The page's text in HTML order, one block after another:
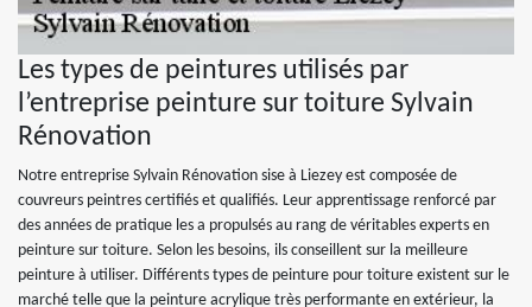
Les types de peintures utilisés par
l’entreprise peinture sur toiture Sylvain
Rénovation
Notre entreprise Sylvain Rénovation sise à Liezey est composée de
couvreurs peintres certifiés et qualifiés. Leur apprentissage renforcé par
des années de pratique les a propulsés au rang de véritables experts en
peinture sur toiture. Selon les besoins, ils conseillent sur la meilleure
peinture à utiliser. Différents types de peinture pour toiture existent sur le
marché telle que la peinture acrylique très performante en extérieur, la